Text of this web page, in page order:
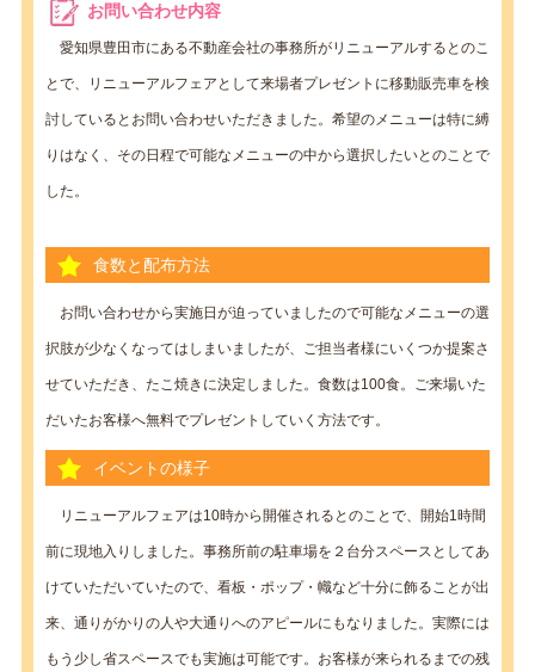
お問い合わせ内容
愛知県豊田市にある不動産会社の事務所がリニューアルするとのこ
とで、リニューアルフェアとして来場者プレゼントに移動販売車を検
討しているとお問い合わせいただきました。希望のメニューは特に縛
りはなく、その日程で可能なメニューの中から選択したいとのことで
した。
食数と配布方法
お問い合わせから実施日が迫っていましたので可能なメニューの選
択肢が少なくなってはしまいましたが、ご担当者様にいくつか提案さ
せていただき、たこ焼きに決定しました。食数は100食。ご来場いた
だいたお客様へ無料でプレゼントしていく方法です。
イベントの様子
リニューアルフェアは10時から開催されるとのことで、開始1時間
前に現地入りしました。事務所前の駐車場を２台分スペースとしてあ
けていただいていたので、看板・ポップ・幟など十分に飾ることが出
来、通りがかりの人や大通りへのアピールにもなりました。実際には
もう少し省スペースでも実施は可能です。お客様が来られるまでの残